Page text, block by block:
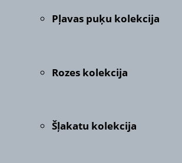
Pļavas puķu kolekcija
Rozes kolekcija
Šļakatu kolekcija